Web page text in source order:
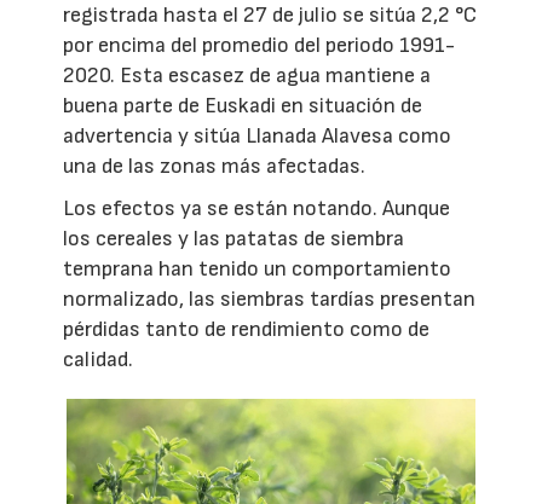
registrada hasta el 27 de julio se sitúa 2,2 °C
por encima del promedio del periodo 1991-
2020. Esta escasez de agua mantiene a
buena parte de Euskadi en situación de
advertencia y sitúa Llanada Alavesa como
una de las zonas más afectadas.
Los efectos ya se están notando. Aunque
los cereales y las patatas de siembra
temprana han tenido un comportamiento
normalizado, las siembras tardías presentan
pérdidas tanto de rendimiento como de
calidad.